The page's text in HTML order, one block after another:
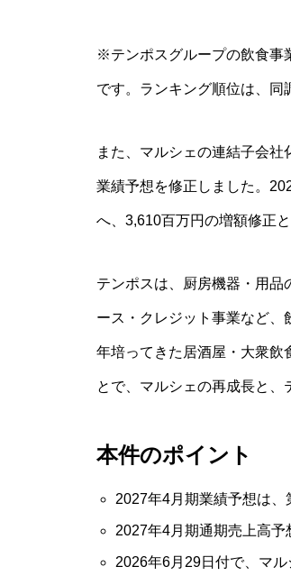
※テンポスグループの飲食事
です。ランキング順位は、同
また、マルシェの連結子会
業績予想を修正しました。
へ、3,610百万円の増額修正と
テンポスは、厨房機器・用品
ース・クレジット事業など
年培ってきた居酒屋・大衆飲
とで、マルシェの再成長と、
本件のポイント
2027年4月期業績予想は
2027年4月期通期売上高
2026年6月29日付で、マ